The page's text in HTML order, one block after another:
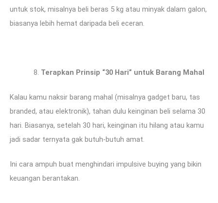
untuk stok, misalnya beli beras 5 kg atau minyak dalam galon,
biasanya lebih hemat daripada beli eceran.
Terapkan Prinsip “30 Hari” untuk Barang Mahal
Kalau kamu naksir barang mahal (misalnya gadget baru, tas
branded, atau elektronik), tahan dulu keinginan beli selama 30
hari. Biasanya, setelah 30 hari, keinginan itu hilang atau kamu
jadi sadar ternyata gak butuh-butuh amat.
Ini cara ampuh buat menghindari impulsive buying yang bikin
keuangan berantakan.